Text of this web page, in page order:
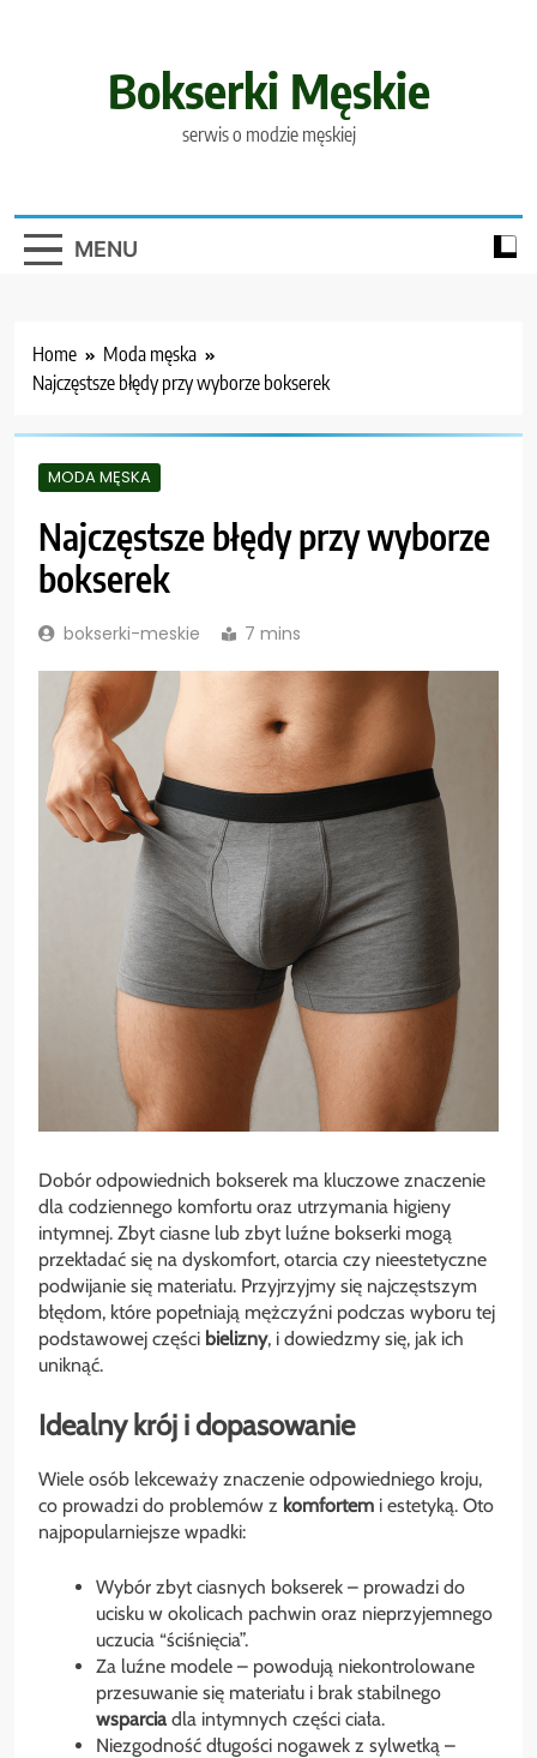
Bokserki Męskie
serwis o modzie męskiej
MENU
Home
Moda męska
Najczęstsze błędy przy wyborze bokserek
MODA MĘSKA
Najczęstsze błędy przy wyborze
bokserek
bokserki-meskie 7 mins
Dobór odpowiednich bokserek ma kluczowe znaczenie
dla codziennego komfortu oraz utrzymania higieny
intymnej. Zbyt ciasne lub zbyt luźne bokserki mogą
przekładać się na dyskomfort, otarcia czy nieestetyczne
podwijanie się materiału. Przyjrzyjmy się najczęstszym
błędom, które popełniają mężczyźni podczas wyboru tej
podstawowej części bielizny, i dowiedzmy się, jak ich
uniknąć.
Idealny krój i dopasowanie
Wiele osób lekceważy znaczenie odpowiedniego kroju,
co prowadzi do problemów z komfortem i estetyką. Oto
najpopularniejsze wpadki:
Wybór zbyt ciasnych bokserek – prowadzi do
ucisku w okolicach pachwin oraz nieprzyjemnego
uczucia “ściśnięcia”.
Za luźne modele – powodują niekontrolowane
przesuwanie się materiału i brak stabilnego
wsparciadla intymnych części ciała.
Niezgodność długości nogawek z sylwetką –